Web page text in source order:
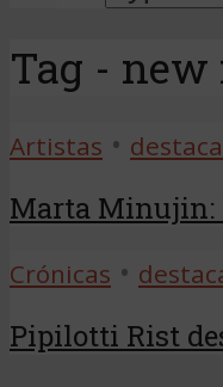
Tag -
Artistas •
Marta Minujin:
Crónicas •
Pipilotti Rist